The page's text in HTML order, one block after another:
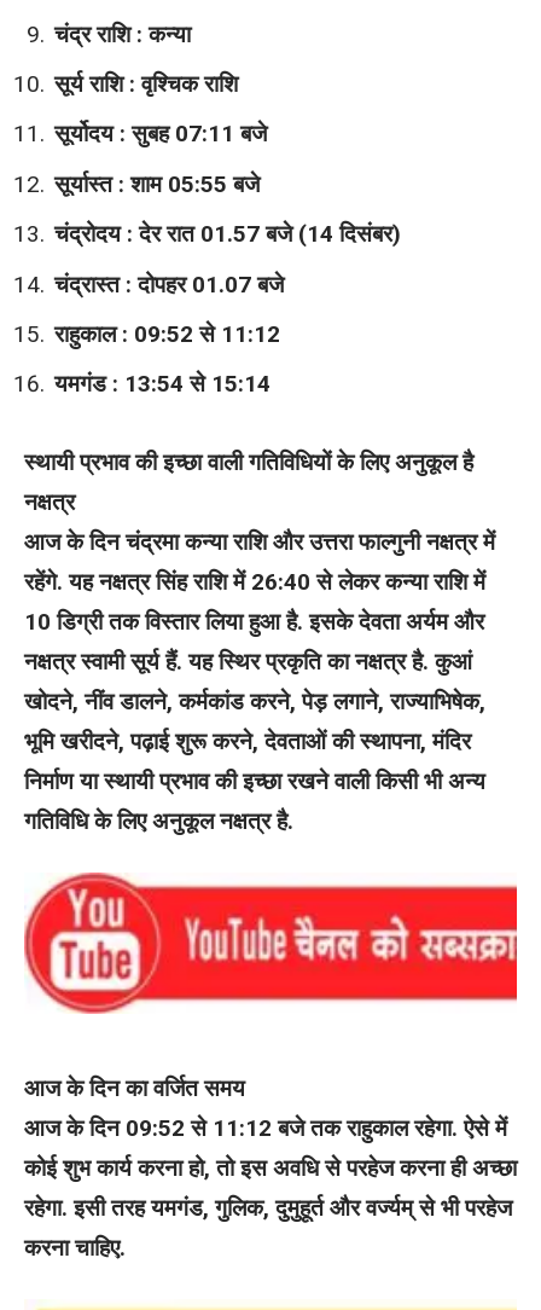
चंद्र राशि : कन्या
सूर्य राशि : वृश्चिक राशि
सूर्योदय : सुबह 07:11 बजे
सूर्यास्त : शाम 05:55 बजे
चंद्रोदय : देर रात 01.57 बजे (14 दिसंबर)
चंद्रास्त : दोपहर 01.07 बजे
राहुकाल : 09:52 से 11:12
यमगंड : 13:54 से 15:14
स्थायी प्रभाव की इच्छा वाली गतिविधियों के लिए अनुकूल है
नक्षत्र
आज के दिन चंद्रमा कन्या राशि और उत्तरा फाल्गुनी नक्षत्र में
रहेंगे. यह नक्षत्र सिंह राशि में 26:40 से लेकर कन्या राशि में
10 डिग्री तक विस्तार लिया हुआ है. इसके देवता अर्यम और
नक्षत्र स्वामी सूर्य हैं. यह स्थिर प्रकृति का नक्षत्र है. कुआं
खोदने, नींव डालने, कर्मकांड करने, पेड़ लगाने, राज्याभिषेक,
भूमि खरीदने, पढ़ाई शुरू करने, देवताओं की स्थापना, मंदिर
निर्माण या स्थायी प्रभाव की इच्छा रखने वाली किसी भी अन्य
गतिविधि के लिए अनुकूल नक्षत्र है.
आज के दिन का वर्जित समय
आज के दिन 09:52 से 11:12 बजे तक राहुकाल रहेगा. ऐसे में
कोई शुभ कार्य करना हो, तो इस अवधि से परहेज करना ही अच्छा
रहेगा. इसी तरह यमगंड, गुलिक, दुमुहूर्त और वर्ज्यम् से भी परहेज
करना चाहिए.